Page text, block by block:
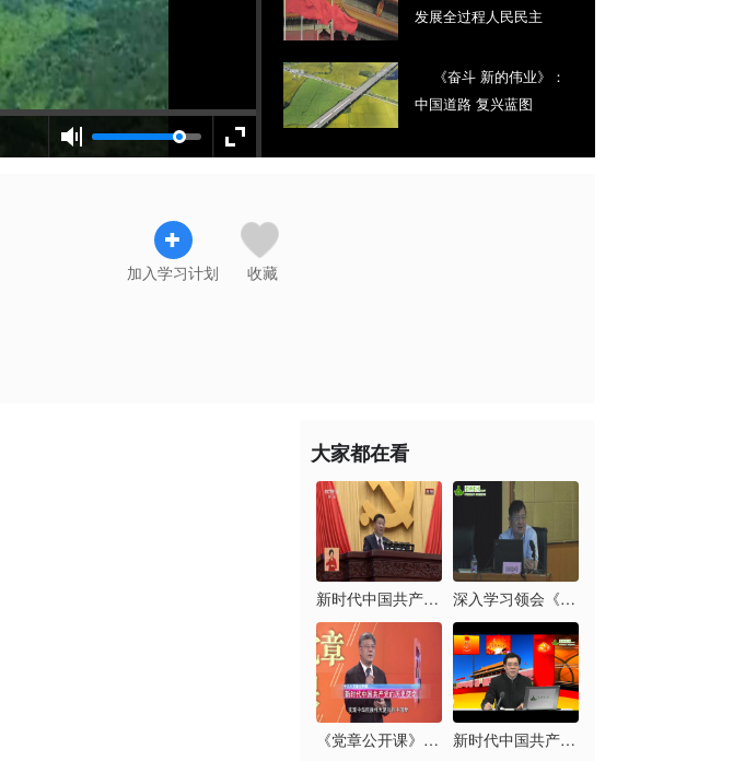
发展全过程人民民主
《奋斗 新的伟业》：
中国道路 复兴蓝图
加入学习计划 收藏
大家都在看
新时代中国共产党的历... 深入学习领会《习近平...
《党章公开课》第六讲... 新时代中国共产党的历...